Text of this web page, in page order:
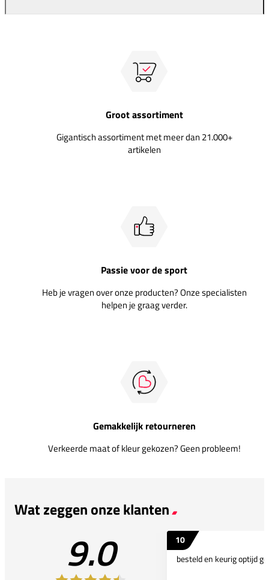
Groot assortiment
Gigantisch assortiment met meer dan 21.000+
artikelen
Passie voor de sport
Heb je vragen over onze producten? Onze specialisten
helpen je graag verder.
Gemakkelijk retourneren
Verkeerde maat of kleur gekozen? Geen probleem!
Wat zeggen onze klanten
9.0
10
besteld en keurig optijd